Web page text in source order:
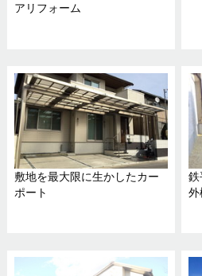
アリフォーム
敷地を最大限に生かしたカー
ポート
鉄
外